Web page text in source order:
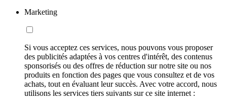
Marketing
Si vous acceptez ces services, nous pouvons vous proposer
des publicités adaptées à vos centres d'intérêt, des contenus
sponsorisés ou des offres de réduction sur notre site ou nos
produits en fonction des pages que vous consultez et de vos
achats, tout en évaluant leur succès. Avec votre accord, nous
utilisons les services tiers suivants sur ce site internet :